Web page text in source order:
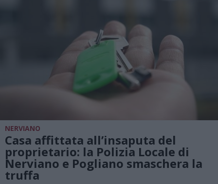
NERVIANO
Casa affittata all’insaputa del
proprietario: la Polizia Locale di
Nerviano e Pogliano smaschera la
truffa